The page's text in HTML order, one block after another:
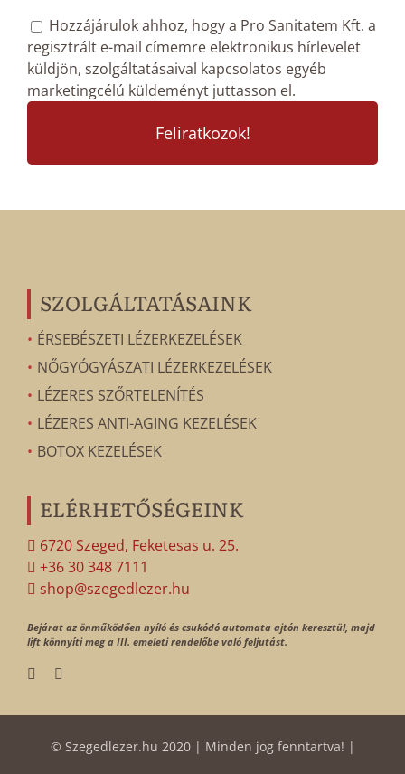
Mailchimp
feliratkozás
megerősítése*
Hozzájárulok ahhoz, hogy a Pro Sanitatem Kft. a
regisztrált e-mail címemre elektronikus hírlevelet
küldjön, szolgáltatásaival kapcsolatos egyéb
marketingcélú küldeményt juttasson el.
SZOLGÁLTATÁSAINK
ÉRSEBÉSZETI LÉZERKEZELÉSEK
NŐGYÓGYÁSZATI LÉZERKEZELÉSEK
LÉZERES SZŐRTELENÍTÉS
LÉZERES ANTI-AGING KEZELÉSEK
BOTOX KEZELÉSEK
ELÉRHETŐSÉGEINK
6720 Szeged, Feketesas u. 25.
+36 30 348 7111
shop@szegedlezer.hu
Bejárat az önműködően nyíló és csukódó automata ajtón keresztül, majd
lift könnyíti meg a III. emeleti rendelőbe való feljutást.
© Szegedlezer.hu 2020 | Minden jog fenntartva! |